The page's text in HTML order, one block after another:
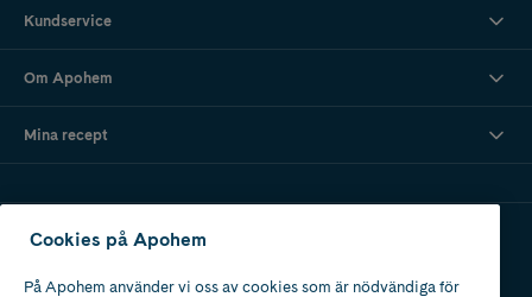
Kundservice
Om Apohem
Mina recept
Ladda ner vår app
Cookies på Apohem
På Apohem använder vi oss av cookies som är nödvändiga för